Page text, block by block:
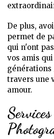
De plus,
permet de
qui n'ont
vos amis
générations
travers une
amour.